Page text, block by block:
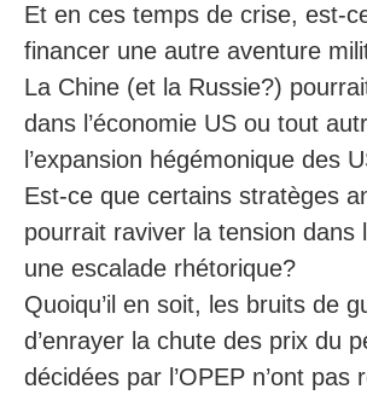
Et en ces temps de crise, est-
financer une autre aventure
La Chine (et la Russie?)
dans l’économie US ou tout
l’expansion hégémonique des
Est-ce que certains stratèges
pourrait raviver la tension
une escalade rhétorique?
Quoiqu’il en soit, les bruits de
d’enrayer la chute des prix du
décidées par l’OPEP n’ont pas